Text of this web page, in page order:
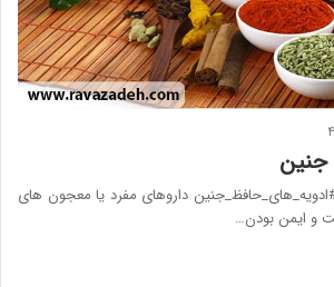
جنین
داروهای مفرد یا معجون های
و ایمن بودن…